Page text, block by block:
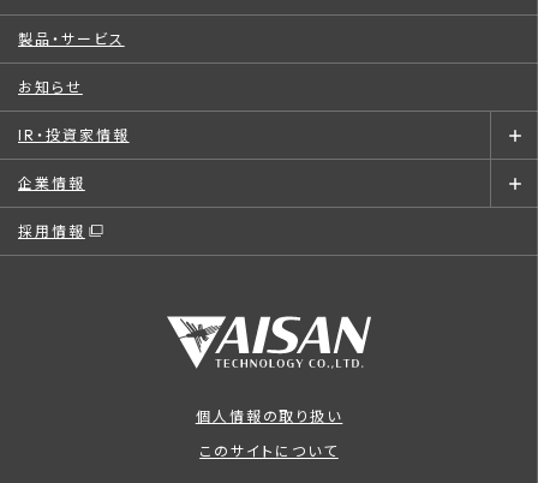
製品・サービス
お知らせ
IR・投資家情報
企業情報
採用情報
個人情報の取り扱い
このサイトについて